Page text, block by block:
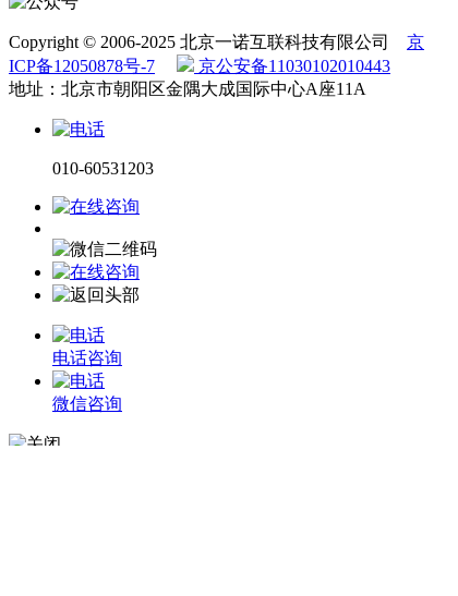
Copyright © 2006-2025 北京一诺互联科技有限公司 京
ICP备12050878号-7
京公安备11030102010443
地址：北京市朝阳区金隅大成国际中心A座11A
010-60531203
电话咨询
微信咨询